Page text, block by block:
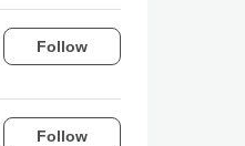
Follow
Follow